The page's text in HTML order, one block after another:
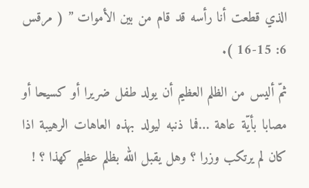
الذي قطعت أنا رأسه قد قام من بين الأموات ” ( مرقس
6: 15-16 ).
ثمّ أليس من الظلم العظيم أن يولد طفل ضريرا أو كسيحا أو
مصابا بأيّة عاهة …فما ذنبه ليولد بهذه العاهات الرهيبة اذا
كان لم يرتكب وزرا ؟ وهل يقبل الله بظلم عظيم كهذا ؟ !